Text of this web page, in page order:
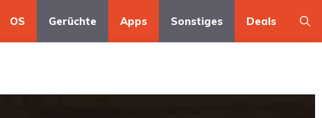
OS Gerüchte Apps Sonstiges Deals